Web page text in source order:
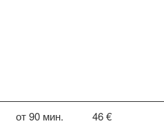
от 90 мин. 46 €